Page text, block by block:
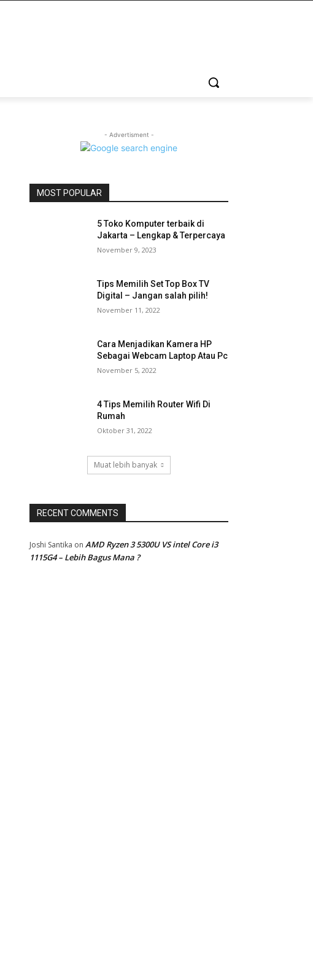
- Advertisment -
MOST POPULAR
5 Toko Komputer terbaik di
Jakarta – Lengkap & Terpercaya
November 9, 2023
Tips Memilih Set Top Box TV
Digital – Jangan salah pilih!
November 11, 2022
Cara Menjadikan Kamera HP
Sebagai Webcam Laptop Atau Pc
November 5, 2022
4 Tips Memilih Router Wifi Di
Rumah
Oktober 31, 2022
Muat lebih banyak
RECENT COMMENTS
Joshi Santika on AMD Ryzen 3 5300U VS intel Core i3
1115G4 – Lebih Bagus Mana ?